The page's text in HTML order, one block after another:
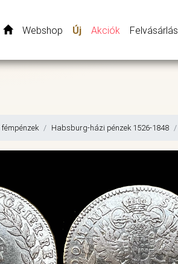
Webshop Új Akciók Felvásárlás
Habsburg-házi pénzek 1526-1848